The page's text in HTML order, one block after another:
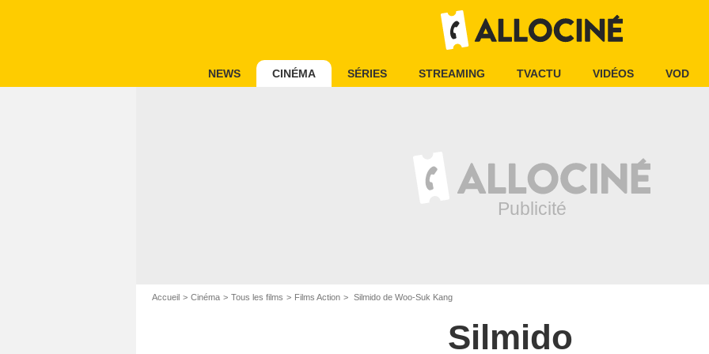
NEWS CINÉMA SÉRIES STREAMING TVACTU VIDÉOS VOD
Accueil Cinéma Tous les films Films Action Silmido de Woo-Suk Kang
Silmido